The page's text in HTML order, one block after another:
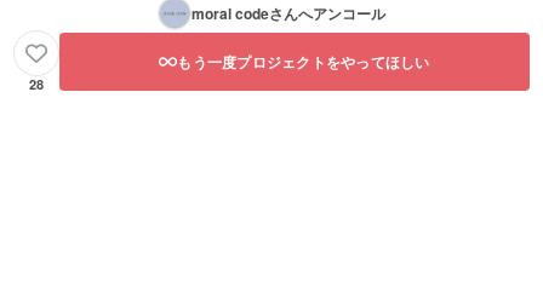
moral codeさんへアンコール
28
もう一度プロジェクトをやってほしい